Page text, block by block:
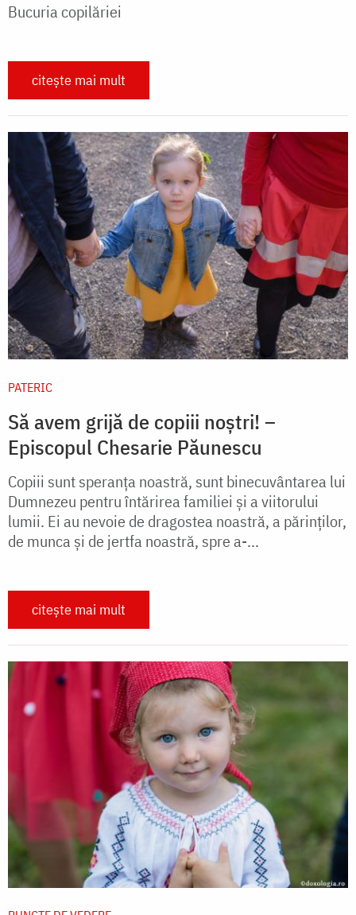
Bucuria copilăriei
citește mai mult
PATERIC
Să avem grijă de copiii noștri! –
Episcopul Chesarie Păunescu
Copiii sunt speranţa noastră, sunt binecuvântarea lui
Dumnezeu pentru întărirea familiei şi a viitorului
lumii. Ei au nevoie de dragostea noastră, a părinţilor,
de munca şi de jertfa noastră, spre a-...
citește mai mult